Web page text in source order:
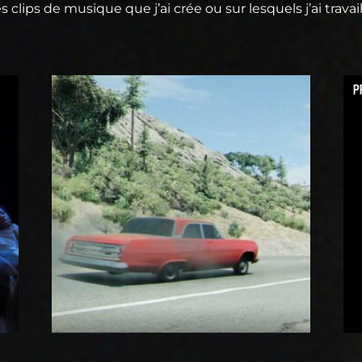
clips de musique que j’ai crée ou sur lesquels j’ai